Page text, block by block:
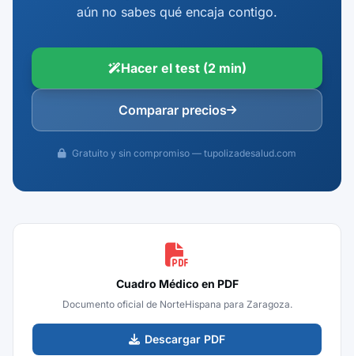
aún no sabes qué encaja contigo.
Hacer el test (2 min)
Comparar precios
Gratuito y sin compromiso — tupolizadesalud.com
Cuadro Médico en PDF
Documento oficial de NorteHispana para Zaragoza.
Descargar PDF